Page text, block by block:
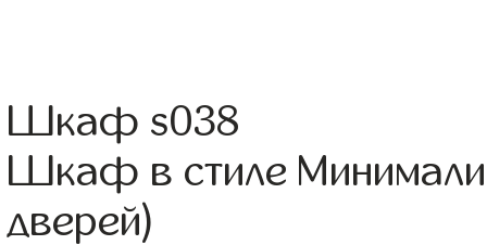
Шкаф s038
Шкаф в стиле
дверей)